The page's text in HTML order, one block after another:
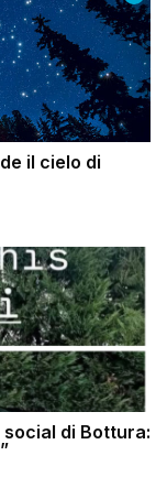
il cielo di
social di Bottura: